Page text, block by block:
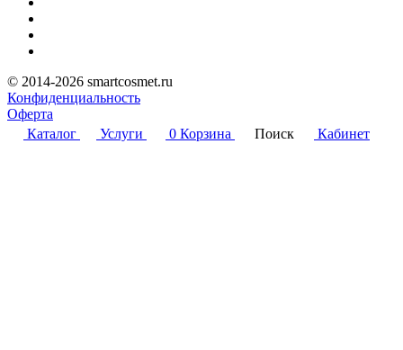
© 2014-2026 smartcosmet.ru
Конфиденциальность
Оферта
Каталог
Услуги 0 Корзина Поиск Кабинет